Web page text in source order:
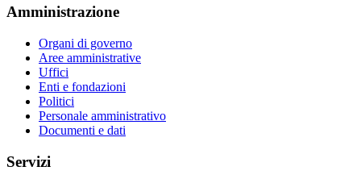
Amministrazione
Organi di governo
Aree amministrative
Uffici
Enti e fondazioni
Politici
Personale amministrativo
Documenti e dati
Servizi